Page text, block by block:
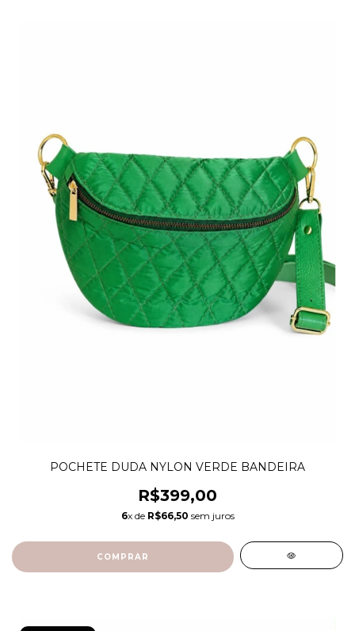
POCHETE DUDA NYLON VERDE BANDEIRA
R$399,00
6x de R$66,50 sem juros